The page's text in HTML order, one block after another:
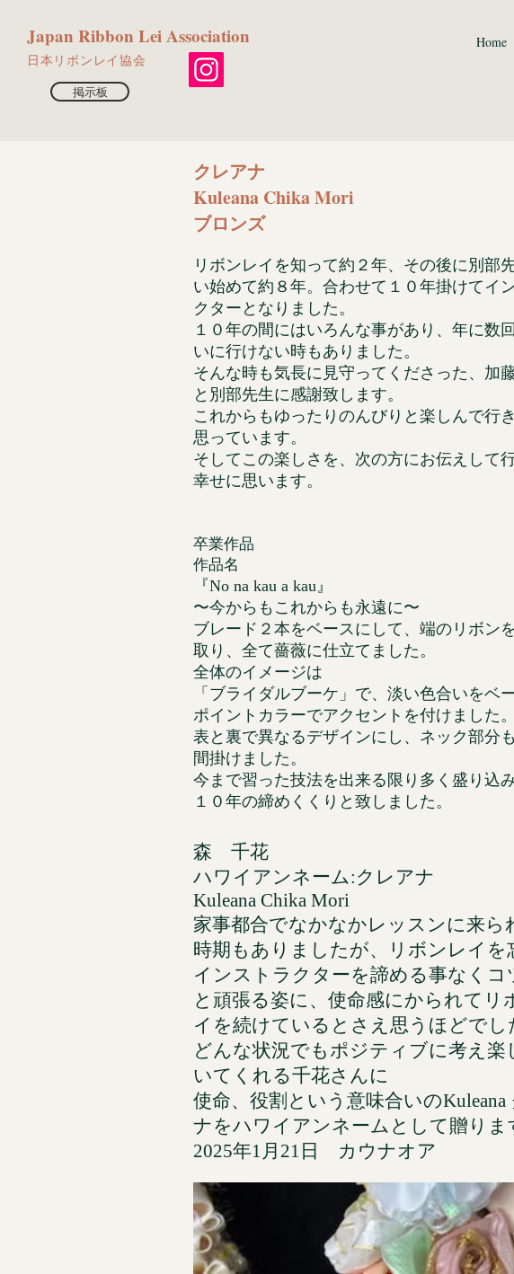
​Japan Ribbon Lei Association
​日本リボンレイ協会
掲示板
Home
クレアナ
Kuleana Chika Mori
ブロンズ
リボンレイを知って約２年、その後に別部
い始めて約８年。合わせて１０年掛けてイ
クターとなりました。
１０年の間にはいろんな事があり、年に数
いに行けない時もありました。
そんな時も気長に見守ってくださった、加
と別部先生に感謝致します。
これからもゆったりのんびりと楽しんで行
思っています。
そしてこの楽しさを、次の方にお伝えして
幸せに思います。
卒業作品
作品名
『No na kau a kau』
〜今からもこれからも永遠に〜
ブレード２本をベースにして、端のリボン
取り、全て薔薇に仕立てました。
全体のイメージは
「ブライダルブーケ」で、淡い色合いをベー
ポイントカラーでアクセントを付けました。
表と裏で異なるデザインにし、ネック部分
間掛けました。
今まで習った技法を出来る限り多く盛り込
１０年の締めくくりと致しました。
森 千花
ハワイアンネーム:クレアナ
Kuleana Chika Mori
家事都合でなかなかレッスンに来ら
時期もありましたが、リボンレイを
インストラクターを諦める事なくコ
と頑張る姿に、使命感にかられてリ
イを続けているとさえ思うほどでし
どんな状況でもポジティブに考え楽
いてくれる千花さんに
使命、役割という意味合いのKuleana
ナをハワイアンネームとして贈りま
2025年1月21日 カウナオア